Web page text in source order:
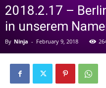
2018.2.17 –
in unserem
By Ninja - February 9, 2018